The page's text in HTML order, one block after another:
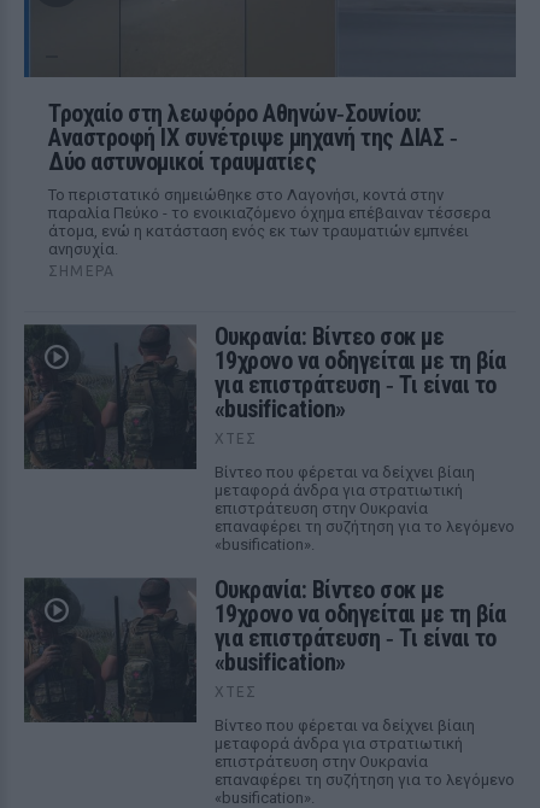
Τροχαίο στη λεωφόρο Αθηνών‑Σουνίου:
Αναστροφή ΙΧ συνέτριψε μηχανή της ΔΙΑΣ ‑
Δύο αστυνομικοί τραυματίες
Το περιστατικό σημειώθηκε στο Λαγονήσι, κοντά στην
παραλία Πεύκο - το ενοικιαζόμενο όχημα επέβαιναν τέσσερα
άτομα, ενώ η κατάσταση ενός εκ των τραυματιών εμπνέει
ανησυχία.
ΣΉΜΕΡΑ
Ουκρανία: Βίντεο σοκ με
19χρονο να οδηγείται με τη βία
για επιστράτευση ‑ Τι είναι το
«busification»
ΧΤΕΣ
Βίντεο που φέρεται να δείχνει βίαιη
μεταφορά άνδρα για στρατιωτική
επιστράτευση στην Ουκρανία
επαναφέρει τη συζήτηση για το λεγόμενο
«busification».
Ουκρανία: Βίντεο σοκ με
19χρονο να οδηγείται με τη βία
για επιστράτευση ‑ Τι είναι το
«busification»
ΧΤΕΣ
Βίντεο που φέρεται να δείχνει βίαιη
μεταφορά άνδρα για στρατιωτική
επιστράτευση στην Ουκρανία
επαναφέρει τη συζήτηση για το λεγόμενο
«busification».